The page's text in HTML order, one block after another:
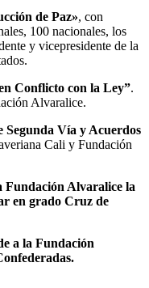
de Paz», con
100 nacionales, los
y vicepresidente de la
Conflicto con la Ley”.
Alvaralice.
Segunda Vía y Acuerdos
Cali y Fundación
Fundación Alvaralice la
en grado Cruz de
a la Fundación